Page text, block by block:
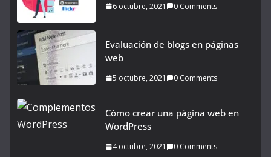
6 octubre, 2021 0 Comments
Evaluación de blogs en páginas
web
5 octubre, 2021 0 Comments
Cómo crear una página web en
WordPress
4 octubre, 2021 0 Comments